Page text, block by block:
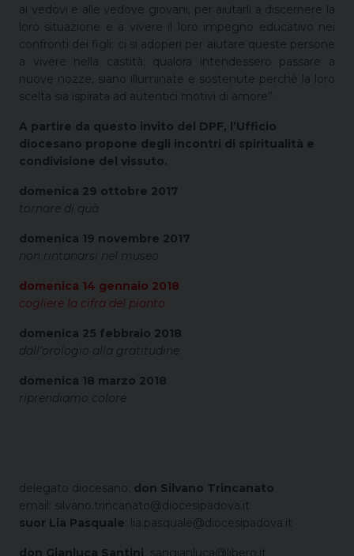
ai vedovi e alle vedove giovani, per aiutarli a discernere la
loro situazione e a vivere il loro impegno educativo nei
confronti dei figli; ci si adoperi per aiutare queste persone
a vivere nella castità; qualora intendessero passare a
nuove nozze, siano illuminate e sostenute perché la loro
scelta sia ispirata ad autentici motivi di amore”.
A partire da questo invito del DPF, l’Ufficio
diocesano propone degli incontri di spiritualità e
condivisione del vissuto.
domenica 29 ottobre 2017
tornare di quà
domenica 19 novembre 2017
non rintanarsi nel museo
domenica 14 gennaio 2018
cogliere la cifra del pianto
domenica 25 febbraio 2018
dall’orologio alla gratitudine
domenica 18 marzo 2018
riprendiamo colore
delegato diocesano: don Silvano Trincanato
email: silvano.trincanato@diocesipadova.it
suor Lia Pasquale : lia.pasquale@diocesipadova.it
don Gianluca Santini sangianluca@libero.it